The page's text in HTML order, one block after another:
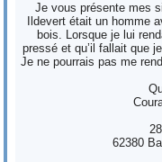
Je vous présente mes
Ildevert était un homme
bois. Lorsque je lui
pressé et qu’il fallait que
Je ne pourrais pas me
62380